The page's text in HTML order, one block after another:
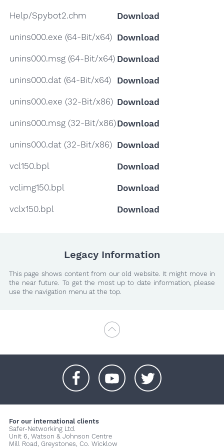
Help/Spybot2.chm Download
unins000.exe (64-Bit/x64) Download
unins000.msg (64-Bit/x64) Download
unins000.dat (64-Bit/x64) Download
unins000.exe (32-Bit/x86) Download
unins000.msg (32-Bit/x86)Download
unins000.dat (32-Bit/x86) Download
vcl150.bpl Download
vclimg150.bpl Download
vclx150.bpl Download
Legacy Information
This page shows content from our old website. It might move in
the near future. To get the most up to date information, please
use the navigation menu at the top.
For our international clients
Safer-Networking Ltd.
Unit 6, Watson & Johnson Centre
Mill Road, Greystones, Co. Wicklow